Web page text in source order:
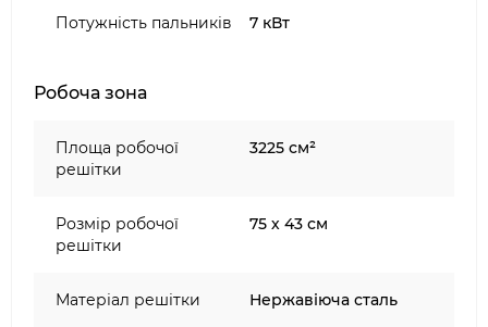
Потужність пальників 7 кВт
Робоча зона
Площа робочої
решітки
3225 см²
Розмір робочої
решітки
75 х 43 см
Матеріал решітки Нержавіюча сталь